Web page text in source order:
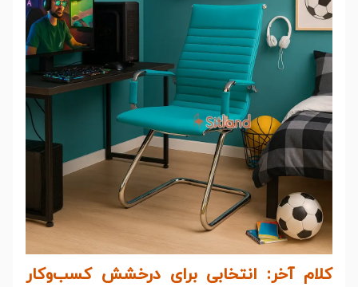
کلام آخر: انتخابی برای درخشش کسب‌وکار